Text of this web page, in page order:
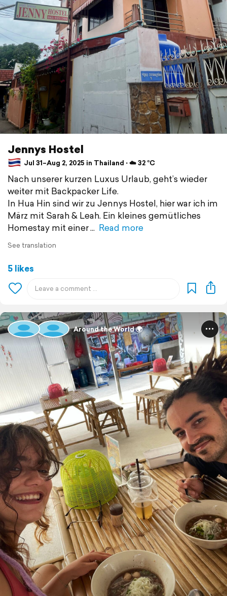
Jennys Hostel
Jul 31–Aug 2, 2025 in Thailand ⋅ ☁️ 32 °C
Nach unserer kurzen Luxus Urlaub, geht’s wieder
weiter mit Backpacker Life.
In Hua Hin sind wir zu Jennys Hostel, hier war ich im
März mit Sarah & Leah. Ein kleines gemütliches
Homestay mit einer
Read more
See translation
5 likes
Around the World 🌍